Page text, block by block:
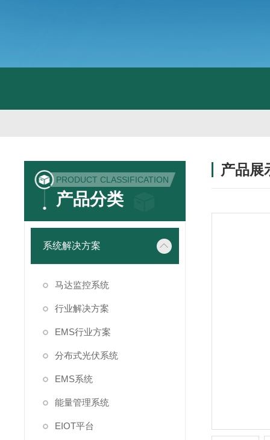
产品展
PRODUCT CLASSIFICATION
产品分类
系统解决方案
马达监控系统
行业解决方案
EMS行业方案
分布式光伏系统
EMS系统
能量管理系统
EIOT平台